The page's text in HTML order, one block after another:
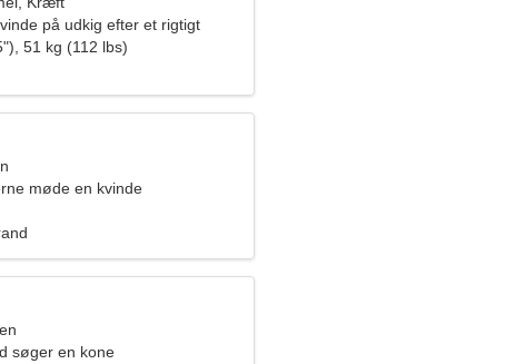
på udkig efter et rigtigt
51 kg (112 lbs)
møde en kvinde
søger en kone